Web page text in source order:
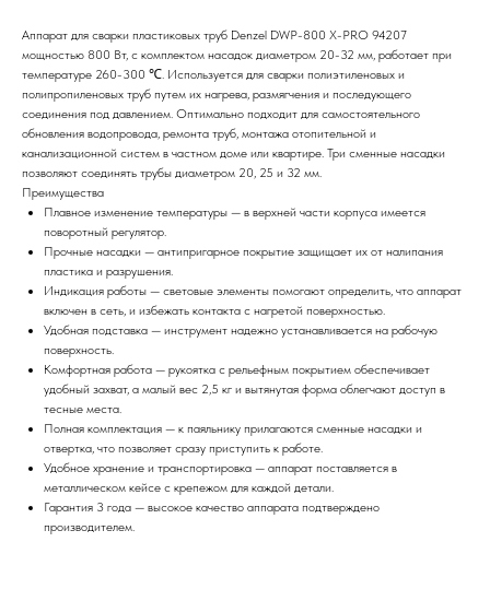
Аппарат для сварки пластиковых труб Denzel DWP-800 X-PRO 94207
мощностью 800 Вт, с комплектом насадок диаметром 20-32 мм, работает при
температуре 260-300 ℃. Используется для сварки полиэтиленовых и
полипропиленовых труб путем их нагрева, размягчения и последующего
соединения под давлением. Оптимально подходит для самостоятельного
обновления водопровода, ремонта труб, монтажа отопительной и
канализационной систем в частном доме или квартире. Три сменные насадки
позволяют соединять трубы диаметром 20, 25 и 32 мм.
Преимущества
Плавное изменение температуры — в верхней части корпуса имеется
поворотный регулятор.
Прочные насадки — антипригарное покрытие защищает их от налипания
пластика и разрушения.
Индикация работы — световые элементы помогают определить, что аппарат
включен в сеть, и избежать контакта с нагретой поверхностью.
Удобная подставка — инструмент надежно устанавливается на рабочую
поверхность.
Комфортная работа — рукоятка с рельефным покрытием обеспечивает
удобный захват, а малый вес 2,5 кг и вытянутая форма облегчают доступ в
тесные места.
Полная комплектация — к паяльнику прилагаются сменные насадки и
отвертка, что позволяет сразу приступить к работе.
Удобное хранение и транспортировка — аппарат поставляется в
металлическом кейсе с крепежом для каждой детали.
Гарантия 3 года — высокое качество аппарата подтверждено
производителем.